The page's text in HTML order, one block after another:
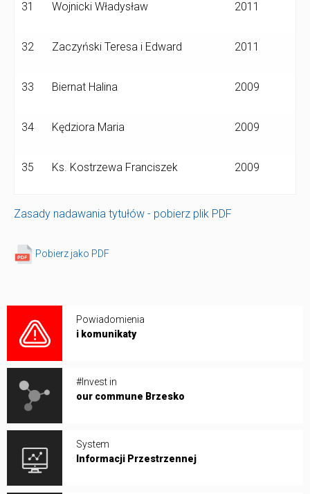
31 Wojnicki Władysław 2011
32 Zaczyński Teresa i Edward 2011
33 Biernat Halina 2009
34 Kędziora Maria 2009
35 Ks. Kostrzewa Franciszek 2009
Zasady nadawania tytułów - pobierz plik PDF
Pobierz jako PDF
Powiadomienia
i komunikaty
#Invest in
our commune Brzesko
System
Informacji Przestrzennej